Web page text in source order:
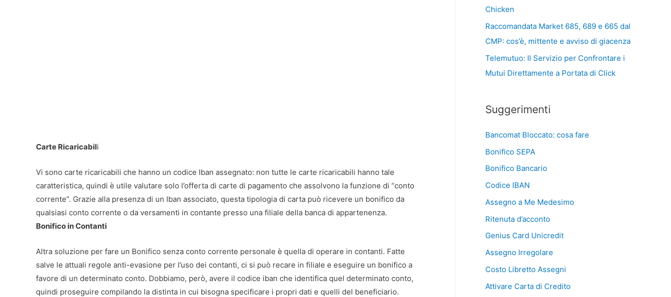
Carte Ricaricabili
Vi sono carte ricaricabili che hanno un codice Iban assegnato: non tutte le carte ricaricabili hanno tale
caratteristica, quindi è utile valutare solo l’offerta di carte di pagamento che assolvono la funzione di “conto
corrente”. Grazie alla presenza di un Iban associato, questa tipologia di carta può ricevere un bonifico da
qualsiasi conto corrente o da versamenti in contante presso una filiale della banca di appartenenza.
Bonifico in Contanti
Altra soluzione per fare un Bonifico senza conto corrente personale è quella di operare in contanti. Fatte
salve le attuali regole anti-evasione per l’uso dei contanti, ci si può recare in filiale e eseguire un bonifico a
favore di un determinato conto. Dobbiamo, però, avere il codice iban che identifica quel determinato conto,
quindi proseguire compilando la distinta in cui bisogna specificare i propri dati e quelli del beneficiario.
Chicken
Raccomandata Market 685, 689 e 665 dal
CMP: cos’è, mittente e avviso di giacenza
Telemutuo: Il Servizio per Confrontare i
Mutui Direttamente a Portata di Click
Suggerimenti
Bancomat Bloccato: cosa fare
Bonifico SEPA
Bonifico Bancario
Codice IBAN
Assegno a Me Medesimo
Ritenuta d’acconto
Genius Card Unicredit
Assegno Irregolare
Costo Libretto Assegni
Attivare Carta di Credito